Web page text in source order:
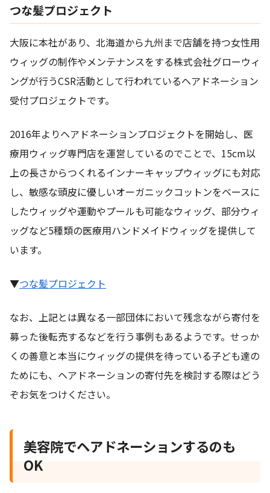
つな髪プロジェクト
大阪に本社があり、北海道から九州まで店舗を持つ女性用
ウィッグの制作やメンテナンスをする株式会社グローウィ
ングが行うCSR活動として行われているヘアドネーション
受付プロジェクトです。
2016年よりヘアドネーションプロジェクトを開始し、医
療用ウィッグ専門店を運営しているのでことで、15cm以
上の長さからつくれるインナーキャップウィッグにも対応
し、敏感な頭皮に優しいオーガニックコットンをベースに
したウィッグや運動やプールも可能なウィッグ、部分ウィ
ッグなど5種類の医療用ハンドメイドウィッグを提供して
います。
▼つな髪プロジェクト
なお、上記とは異なる一部団体において残念ながら寄付を
募った後転売するなどを行う事例もあるようです。せっか
くの善意と本当にウィッグの提供を待っている子ども達の
ためにも、ヘアドネーションの寄付先を検討する際はどう
ぞお気をつけください。
美容院でヘアドネーションするのも
OK